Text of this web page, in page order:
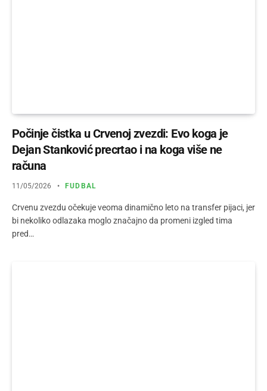
Počinje čistka u Crvenoj zvezdi: Evo koga je
Dejan Stanković precrtao i na koga više ne
računa
11/05/2026 FUDBAL
Crvenu zvezdu očekuje veoma dinamično leto na transfer pijaci, jer
bi nekoliko odlazaka moglo značajno da promeni izgled tima
pred…